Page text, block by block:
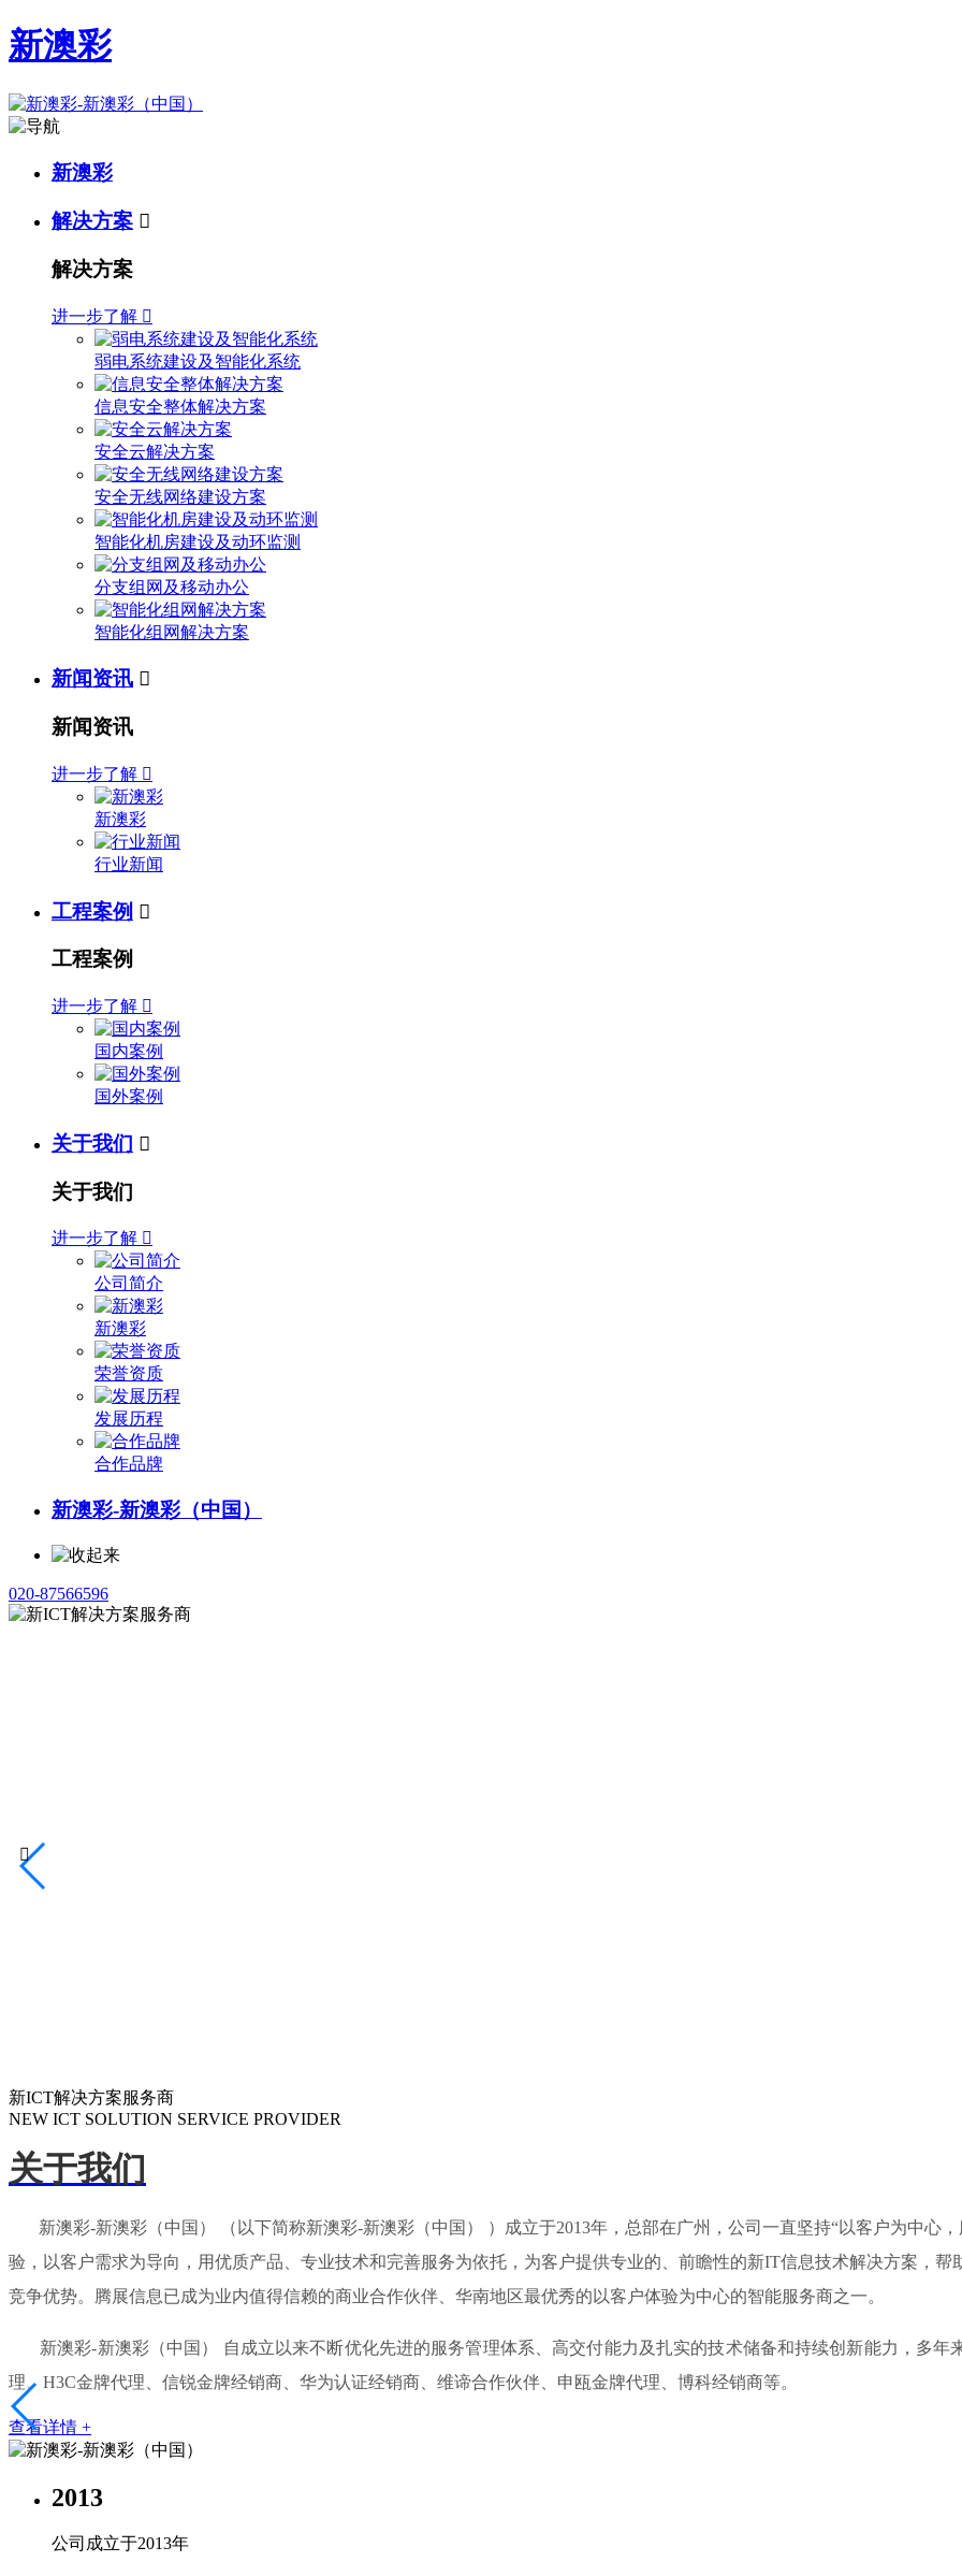
新澳彩
新澳彩
解决方案 
解决方案
进一步了解 
弱电系统建设及智能化系统
信息安全整体解决方案
安全云解决方案
安全无线网络建设方案
智能化机房建设及动环监测
分支组网及移动办公
智能化组网解决方案
新闻资讯 
新闻资讯
进一步了解 
新澳彩
行业新闻
工程案例 
工程案例
进一步了解 
国内案例
国外案例
关于我们 
关于我们
进一步了解 
公司简介
新澳彩
荣誉资质
发展历程
合作品牌
新澳彩-新澳彩（中国）
020-87566596
新ICT解决方案服务商
NEW ICT SOLUTION SERVICE PROVIDER

关于我们
新澳彩-新澳彩（中国） （以下简称新澳彩-新澳彩（中国） ）成立于2013年，总部在广州，公司一直坚持“以客户为中心
验，以客户需求为导向，用优质产品、专业技术和完善服务为依托，为客户提供专业的、前瞻性的新IT信息技术解决方案，
竞争优势。腾展信息已成为业内值得信赖的商业合作伙伴、华南地区最优秀的以客户体验为中心的智能服务商之一。
新澳彩-新澳彩（中国） 自成立以来不断优化先进的服务管理体系、高交付能力及扎实的技术储备和持续创新能力，多年
理、H3C金牌代理、信锐金牌经销商、华为认证经销商、维谛合作伙伴、申瓯金牌代理、博科经销商等。
查看详情 +
2013
公司成立于2013年